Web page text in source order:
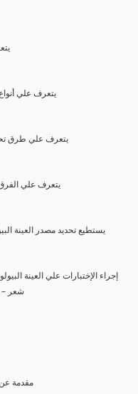
(3) يتعرف علي
(4) يتعرف علي طرق
(5) يتعرف علي
(6) يستطيع تحديد مصدر
شعر –
1- مقدمة